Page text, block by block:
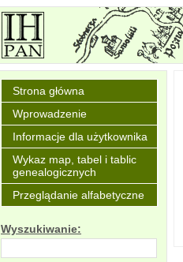
Strona główna
Wprowadzenie
Informacje dla użytkownika
Wykaz map, tabel i tablic
genealogicznych
Przeglądanie alfabetyczne
Wyszukiwanie: